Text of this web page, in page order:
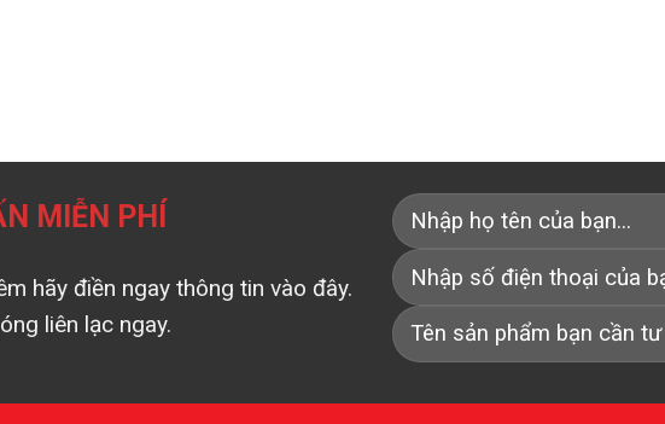
MIỄN PHÍ
hãy điền ngay thông tin vào đây.
liên lạc ngay.